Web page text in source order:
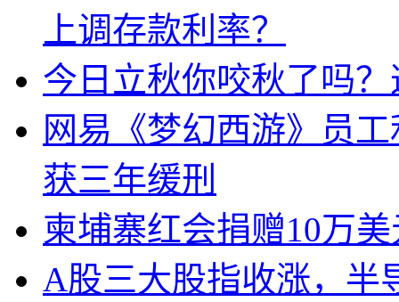
上调存款利率？
今日立秋你咬秋了吗
网易《梦幻西游》员
获三年缓刑
柬埔寨红会捐赠10万
A股三大股指收涨，半